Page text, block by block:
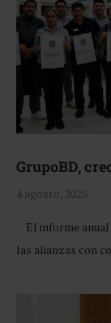
GrupoBD,
4 agosto, 2026
El informe anual
las alianzas con